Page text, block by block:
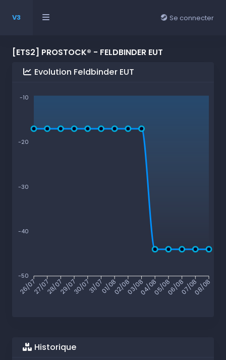
V3 Se connecter
[ETS2] PROSTOCK® - FELDBINDER EUT
Evolution Feldbinder EUT
-10
-20
-30
-40
-50
26/0727/0728/0729/0730/0731/0701/0802/0803/0804/0805/0806/0807/0808/08
Historique